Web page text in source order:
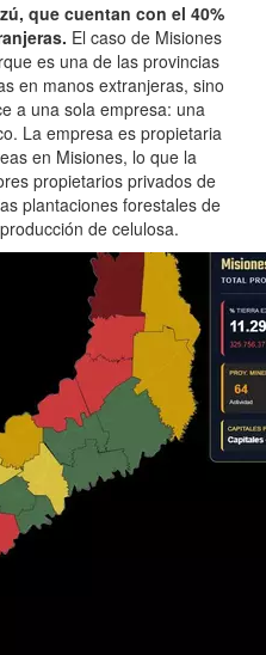
que cuentan con el 40%
El caso de Misiones
es una de las provincias
en manos extranjeras, sino
a una sola empresa: una
La empresa es propietaria
en Misiones, lo que la
propietarios privados de
plantaciones forestales de
de celulosa.